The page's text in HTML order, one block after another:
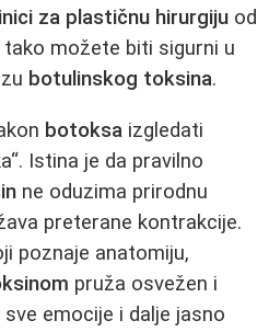
za plastičnu hirurgiju od
možete biti sigurni u
botulinskog toksina.
botoksa izgledati
Istina je da pravilno
ne oduzima prirodnu
preterane kontrakcije.
poznaje anatomiju,
pruža osvežen i
emocije i dalje jasno